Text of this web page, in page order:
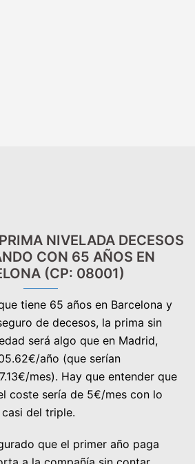
NIVELADA DECESOS
CON 65 AÑOS EN
(CP: 08001)
tiene 65 años en Barcelona y
de decesos, la prima sin
será algo que en Madrid,
año (que serían
mes). Hay que entender que
coste sería de 5€/mes con lo
del triple.
que el primer año paga